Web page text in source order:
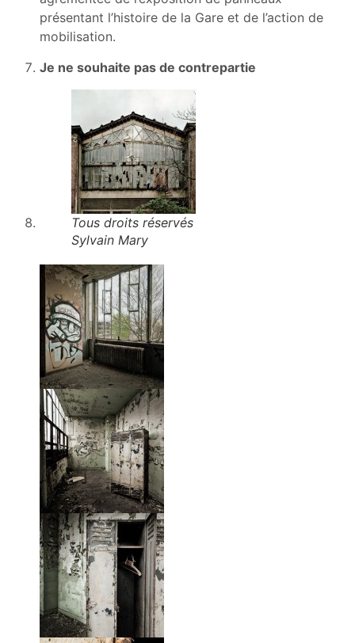
présentant l’histoire de la Gare et de l’action de
mobilisation.
Je ne souhaite pas de contrepartie
Tous droits réservés
Sylvain Mary